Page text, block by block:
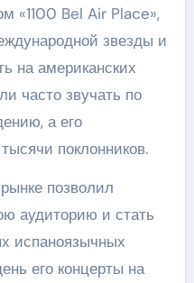
«1100 Bel Air Place»,
звезды и
на американских
часто звучать по
а его
поклонников.
позволил
аудиторию и стать
испаноязычных
его концерты на